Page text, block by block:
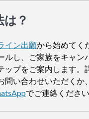
は？
イン出願から始めてく
ルし、ご家族をキャ
ップをご案内します。
問い合わせいただくか、
でご連絡ください